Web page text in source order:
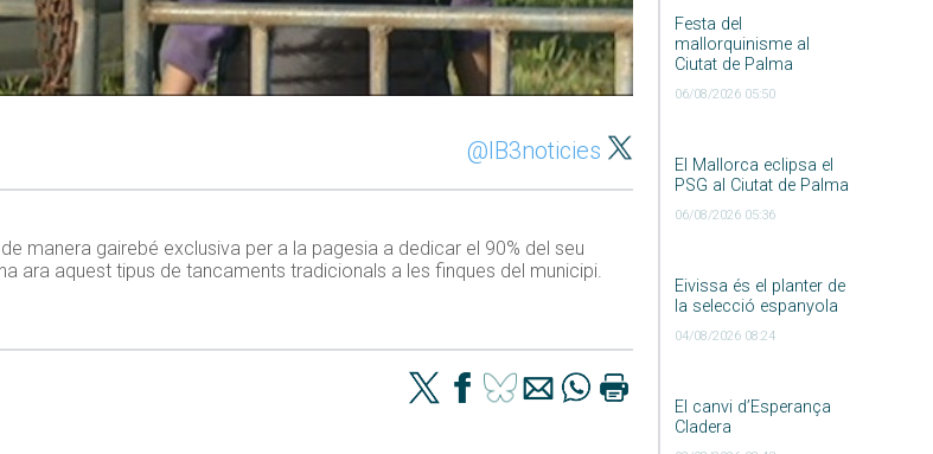
Festa del
mallorquinisme al
Ciutat de Palma
06/08/2026 05:50
El Mallorca eclipsa el
PSG al Ciutat de Palma
06/08/2026 05:36
Eivissa és el planter de
la selecció espanyola
04/08/2026 08:24
El canvi d’Esperança
Cladera
@IB3noticies
manera gairebé exclusiva per a la pagesia a dedicar el 90% del seu
ara aquest tipus de tancaments tradicionals a les finques del municipi.